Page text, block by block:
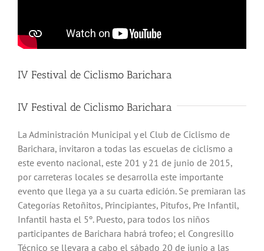
IV Festival de Ciclismo Barichara
IV Festival de Ciclismo Barichara
La Administración Municipal y el Club de Ciclismo de
Barichara, invitaron a todas las escuelas de ciclismo a
este evento nacional, este 201 y 21 de junio de 2015,
por carreteras locales se desarrolla este importante
evento que llega ya a su cuarta edición. Se premiaran las
Categorías Retoñitos, Principiantes, Pitufos, Pre Infantil,
Infantil hasta el 5º. Puesto, para todos los niños
participantes de Barichara habrá trofeo; el Congresillo
Técnico se llevara a cabo el sábado 20 de junio a las